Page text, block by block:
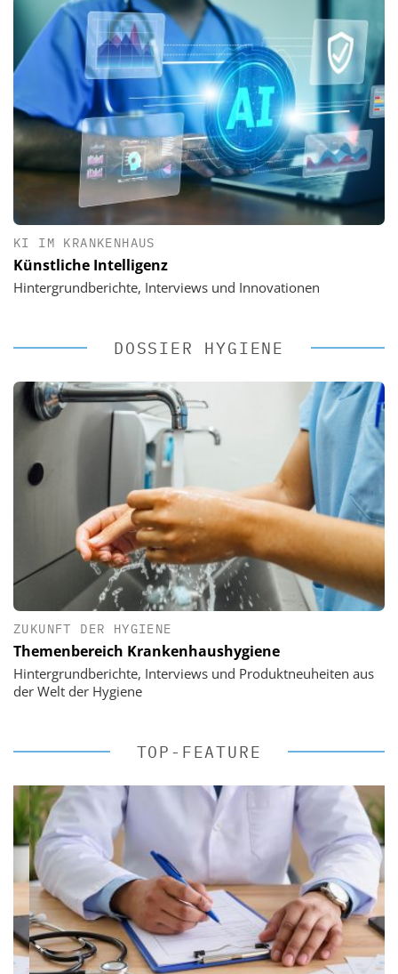
KI IM KRANKENHAUS
Künstliche Intelligenz
Hintergrundberichte, Interviews und Innovationen
DOSSIER HYGIENE
ZUKUNFT DER HYGIENE
Themenbereich Krankenhaushygiene
Hintergrundberichte, Interviews und Produktneuheiten aus
der Welt der Hygiene
TOP-FEATURE